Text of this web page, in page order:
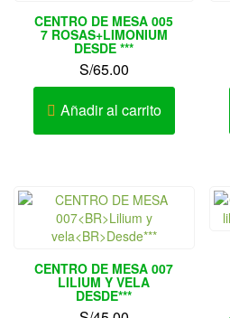
CENTRO DE MESA 005
7 ROSAS+LIMONIUM
DESDE ***
S/65.00
Añadir al carrito
CENTRO DE MESA 007
LILIUM Y VELA
DESDE***